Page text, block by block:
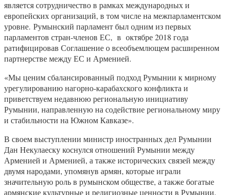
является сотрудничество в рамках международных и
европейских организаций, в том числе на межпарламентском
уровне. Румынский парламент был одним из первых
парламентов стран-членов ЕС, в октябре 2018 года
ратифицировав Соглашение о всеобъемлющем расширенном
партнерстве между ЕС и Арменией.
«Мы ценим сбалансированный подход Румынии к мирному
урегулированию нагорно-карабахского конфликта и
приветствуем недавнюю региональную инициативу
Румынии, направленную на содействие региональному миру
и стабильности на Южном Кавказе».
В своем выступлении министр иностранных дел Румынии
Дан Некулаеску коснулся отношений Румынии между
Арменией и Арменией, а также исторических связей между
двумя народами, упомянув армян, которые играли
значительную роль в румынском обществе, а также богатые
армянские культурные и религиозные ценности в Румынии.